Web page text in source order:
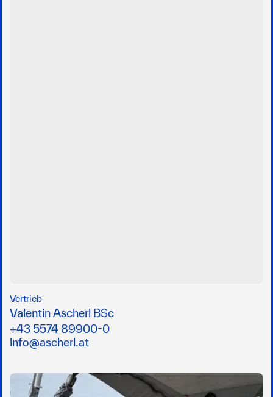
Vertrieb
Valentin Ascherl BSc
+43 5574 89900-0
info@ascherl.at